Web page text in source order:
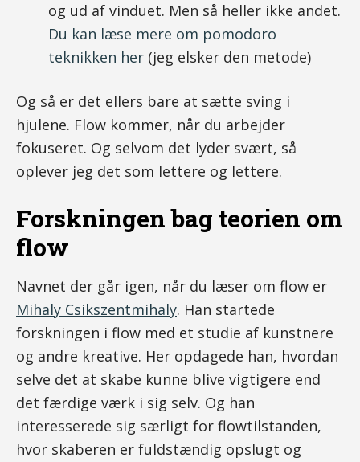
og ud af vinduet. Men så heller ikke andet.
Du kan læse mere om pomodoro
teknikken her (jeg elsker den metode)
Og så er det ellers bare at sætte sving i
hjulene. Flow kommer, når du arbejder
fokuseret. Og selvom det lyder svært, så
oplever jeg det som lettere og lettere.
Forskningen bag teorien om
flow
Navnet der går igen, når du læser om flow er
Mihaly Csikszentmihaly. Han startede
forskningen i flow med et studie af kunstnere
og andre kreative. Her opdagede han, hvordan
selve det at skabe kunne blive vigtigere end
det færdige værk i sig selv. Og han
interesserede sig særligt for flowtilstanden,
hvor skaberen er fuldstændig opslugt og